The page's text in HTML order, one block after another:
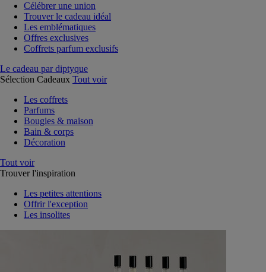
Célébrer une union
Trouver le cadeau idéal
Les emblématiques
Offres exclusives
Coffrets parfum exclusifs
Le cadeau par diptyque
Sélection Cadeaux Tout voir
Les coffrets
Parfums
Bougies & maison
Bain & corps
Décoration
Tout voir
Trouver l'inspiration
Les petites attentions
Offrir l'exception
Les insolites